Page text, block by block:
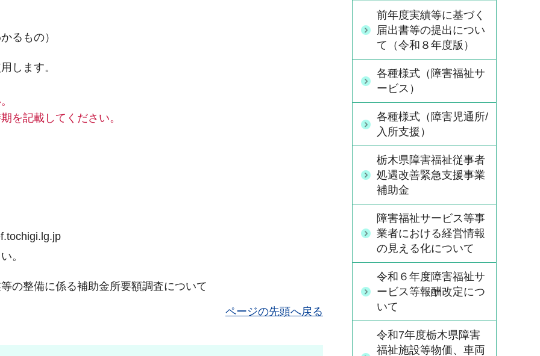
るもの）
します。
記載してください。
。
整備に係る補助金所要額調査について
ページの先頭へ戻る
前年度実績等に基づく
届出書等の提出につい
て（令和８年度版）
各種様式（障害福祉サ
ービス）
各種様式（障害児通所/
入所支援）
栃木県障害福祉従事者
処遇改善緊急支援事業
補助金
障害福祉サービス等事
業者における経営情報
の見える化について
令和６年度障害福祉サ
ービス等報酬改定につ
いて
令和7年度栃木県障害
福祉施設等物価、車両